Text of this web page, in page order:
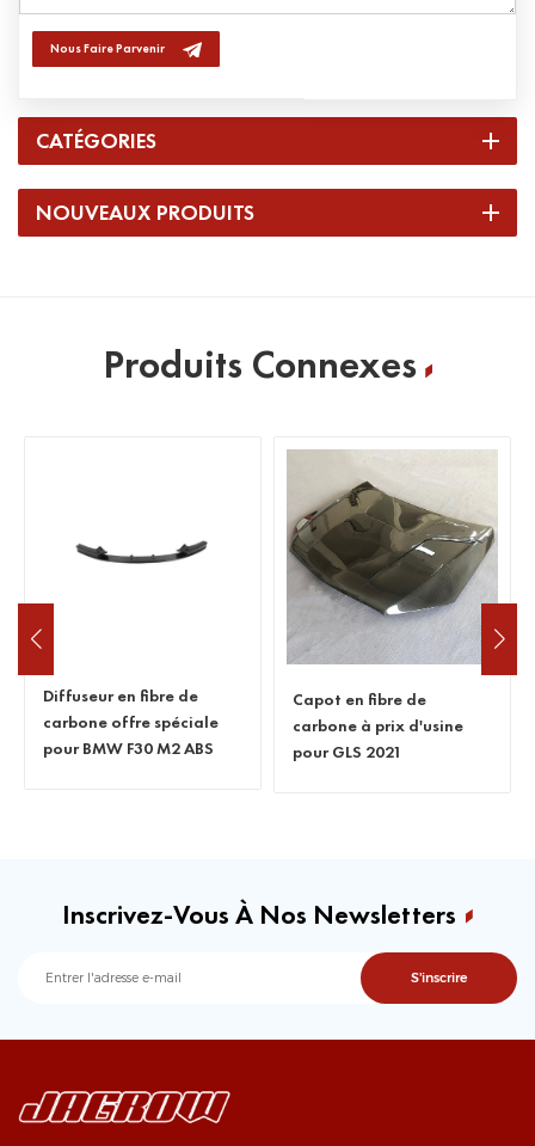
Nous Faire Parvenir
CATÉGORIES
NOUVEAUX PRODUITS
Produits Connexes
Capot en fibre de
carbone à prix d'usine
pour GLS 2021
Capuchon de rétroviseur
en fibre de carbone
meilleur prix pour GLS 63s
2021
Inscrivez-Vous À Nos Newsletters